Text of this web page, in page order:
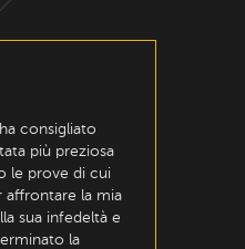
consigliato
più preziosa
le prove di cui
affrontare la mia
sua infedeltà e
la